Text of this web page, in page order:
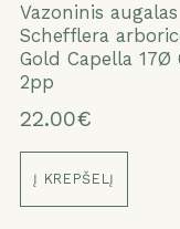
Vazoninis augalas
Schefflera
Gold Capella 17Ø
2pp
22.00€
Į KREPŠELĮ